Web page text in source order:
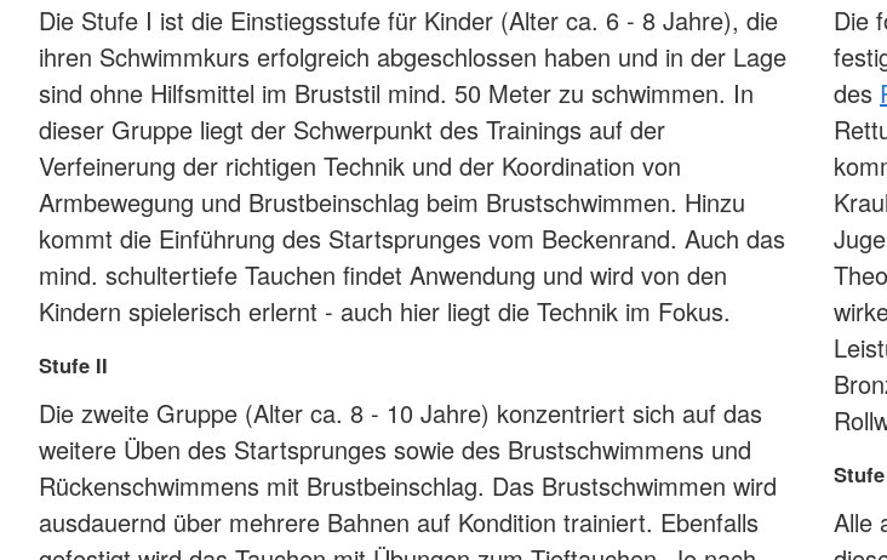
Die Stufe I ist die Einstiegsstufe für Kinder (Alter ca. 6 - 8 Jahre), die
ihren Schwimmkurs erfolgreich abgeschlossen haben und in der Lage
sind ohne Hilfsmittel im Bruststil mind. 50 Meter zu schwimmen. In
dieser Gruppe liegt der Schwerpunkt des Trainings auf der
Verfeinerung der richtigen Technik und der Koordination von
Armbewegung und Brustbeinschlag beim Brustschwimmen. Hinzu
kommt die Einführung des Startsprunges vom Beckenrand. Auch das
mind. schultertiefe Tauchen findet Anwendung und wird von den
Kindern spielerisch erlernt - auch hier liegt die Technik im Fokus.
Stufe II
Die zweite Gruppe (Alter ca. 8 - 10 Jahre) konzentriert sich auf das
weitere Üben des Startsprunges sowie des Brustschwimmens und
Rückenschwimmens mit Brustbeinschlag. Das Brustschwimmen wird
ausdauernd über mehrere Bahnen auf Kondition trainiert. Ebenfalls
Die
des
Alle